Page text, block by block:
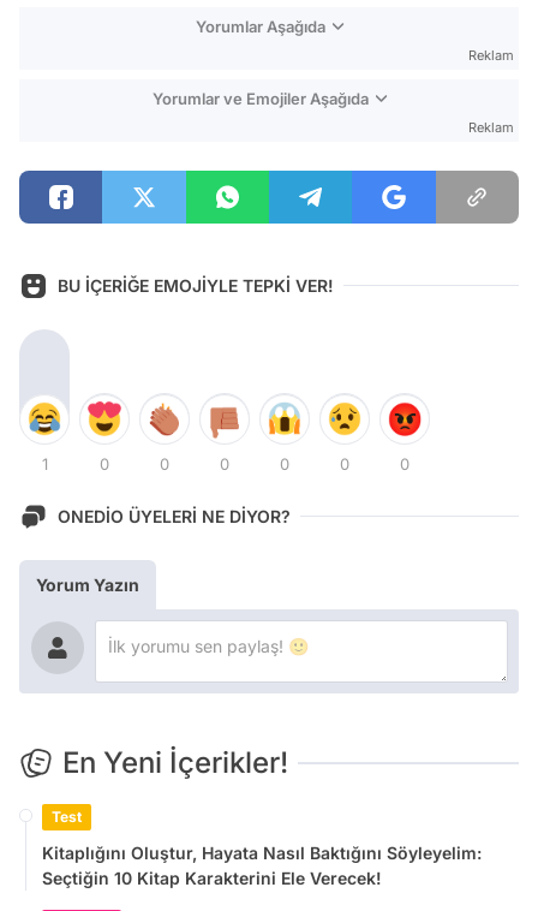
Yorumlar Aşağıda
Reklam
Yorumlar ve Emojiler Aşağıda
Reklam
BU İÇERİĞE EMOJİYLE TEPKİ VER!
1 0 0 0 0 0 0
ONEDİO ÜYELERİ NE DİYOR?
Yorum Yazın
En Yeni İçerikler!
Test
Kitaplığını Oluştur, Hayata Nasıl Baktığını Söyleyelim:
Seçtiğin 10 Kitap Karakterini Ele Verecek!